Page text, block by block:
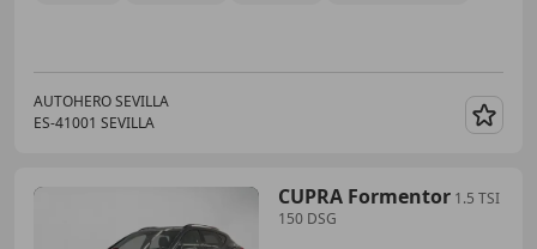
AUTOHERO SEVILLA
ES-41001 SEVILLA
CUPRA Formentor 1.5 TSI
150 DSG